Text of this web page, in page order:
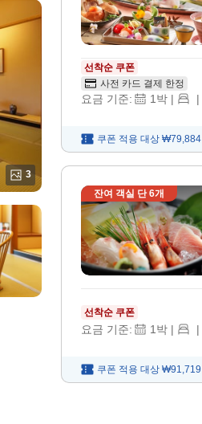
3
선착순 쿠폰
사전 카드 결제 한정
요금 기준: 1박 | |
쿠폰 적용 대상 ₩79,884
잔여 객실 단6개
선착순 쿠폰
요금 기준: 1박 | |
쿠폰 적용 대상 ₩91,719